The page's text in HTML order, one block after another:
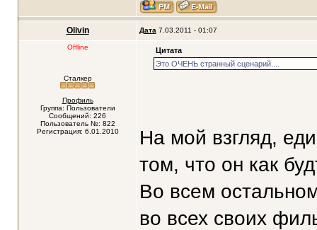
Olivin Дата 7.03.2011 - 01:07
Offline
Сталкер
Профиль
Группа: Пользователи
Сообщений: 226
Пользователь №: 822
Регистрация: 6.01.2010
Цитата
Это ОЧЕНЬ странный сценарий....
На мой взгляд,
том, что он как
Во всем
во всех своих